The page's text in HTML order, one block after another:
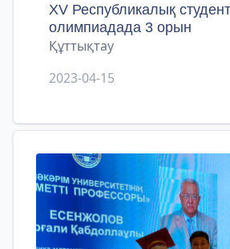
XV Республикалық
олимпиадада 3 орын
Құттықтау
2023-04-15